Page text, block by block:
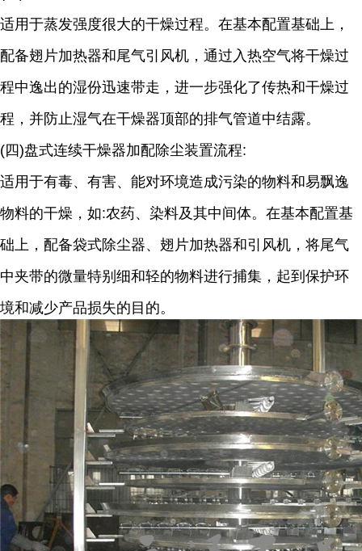
适用于蒸发强度很大的干燥过程。在基本配置基础上，
配备翅片加热器和尾气引风机，通过入热空气将干燥过
程中逸出的湿份迅速带走，进一步强化了传热和干燥过
程，并防止湿气在干燥器顶部的排气管道中结露。
(四)盘式连续干燥器加配除尘装置流程:
适用于有毒、有害、能对环境造成污染的物料和易飘逸
物料的干燥，如:农药、染料及其中间体。在基本配置基
础上，配备袋式除尘器、翅片加热器和引风机，将尾气
中夹带的微量特别细和轻的物料进行捕集，起到保护环
境和减少产品损失的目的。